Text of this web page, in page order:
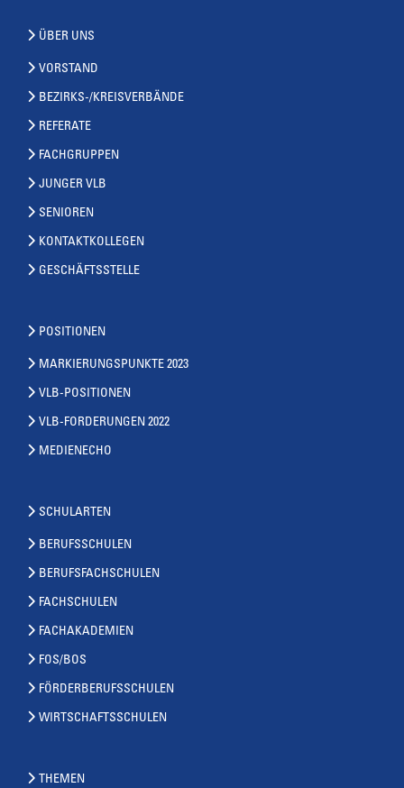
ÜBER UNS
VORSTAND
BEZIRKS-/KREISVERBÄNDE
REFERATE
FACHGRUPPEN
JUNGER VLB
SENIOREN
KONTAKTKOLLEGEN
GESCHÄFTSSTELLE
POSITIONEN
MARKIERUNGSPUNKTE 2023
VLB-POSITIONEN
VLB-FORDERUNGEN 2022
MEDIENECHO
SCHULARTEN
BERUFSSCHULEN
BERUFSFACHSCHULEN
FACHSCHULEN
FACHAKADEMIEN
FOS/BOS
FÖRDERBERUFSSCHULEN
WIRTSCHAFTSSCHULEN
THEMEN